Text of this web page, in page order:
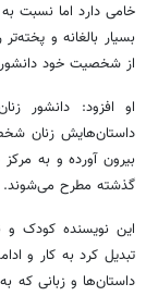
خامی دارد اما نسبت
بسیار بالغانه و
از شخصیت خود
او افزود: دانشور
داستان‌هایش زنان
بیرون آورده و به
گذشته مطرح می‌شوند.
این نویسنده کودک و
تبدیل کرد به کار و
داستان‌ها و زبانی که